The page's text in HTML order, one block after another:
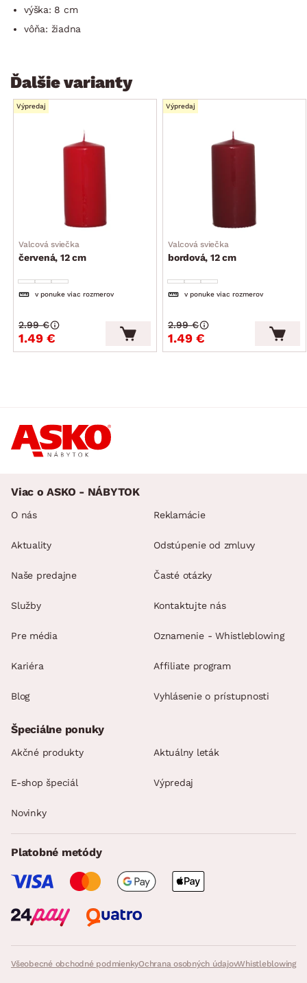
výška: 8 cm
vôňa: žiadna
Ďalšie varianty
Výpredaj
Valcová sviečka
červená, 12 cm
v ponuke viac rozmerov
1.49 €
2.99 €
Výpredaj
Valcová sviečka
bordová, 12 cm
v ponuke viac rozmerov
1.49 €
2.99 €
Viac o ASKO - NÁBYTOK
O nás
Aktuality
Naše predajne
Služby
Pre média
Kariéra
Blog
Reklamácie
Odstúpenie od zmluvy
Časté otázky
Kontaktujte nás
Oznamenie - Whistleblowing
Affiliate program
Vyhlásenie o prístupnosti
Všeobecné obchodné podmienkyOchrana osobných údajovWhistleblowing
Špeciálne ponuky
Akčné produkty Aktuálny leták
E-shop špeciál Výpredaj
Novinky
Platobné metódy